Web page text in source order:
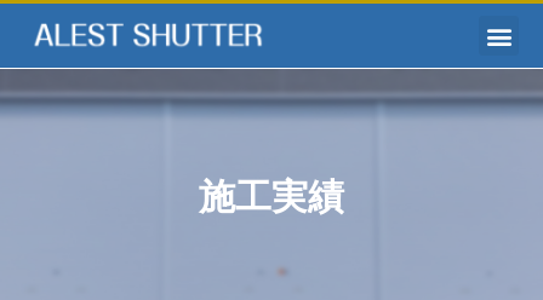
施工実績